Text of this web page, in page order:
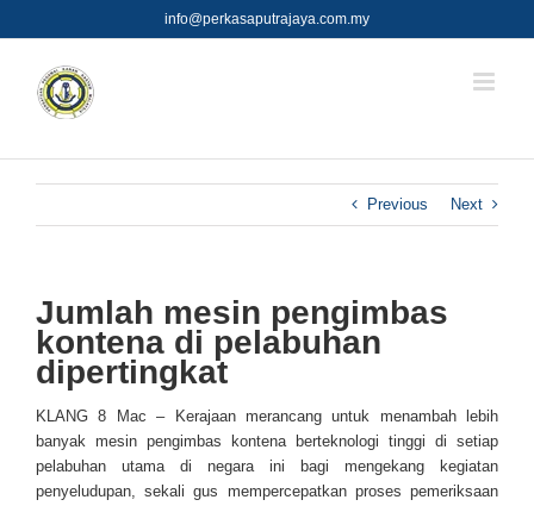
to
info@perkasaputrajaya.com.my
Previous Next
Jumlah mesin pengimbas
kontena di pelabuhan
dipertingkat
KLANG 8 Mac – Kerajaan me­rancang untuk menambah le­bih
banyak mesin pengimbas kontena berteknologi tinggi di setiap
pelabuhan utama di negara ini bagi mengekang kegiatan
penyeludupan, sekali gus mempercepatkan proses pemeriksaan